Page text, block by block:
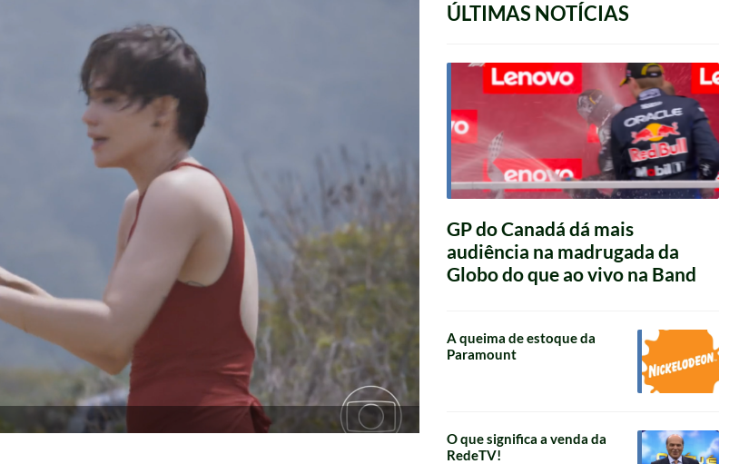
ÚLTIMAS NOTÍCIAS
GP do Canadá dá mais
audiência na madrugada da
Globo do que ao vivo na Band
A queima de estoque da
Paramount
O que significa a venda da
RedeTV!